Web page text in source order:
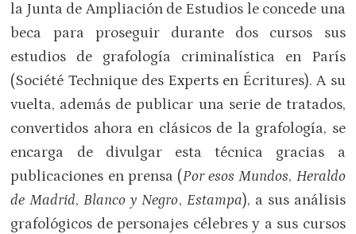
la Junta de Ampliación de Estudios le concede una
beca para proseguir durante dos cursos sus
estudios de grafología criminalística en París
(Société Technique des Experts en Écritures). A su
vuelta, además de publicar una serie de tratados,
convertidos ahora en clásicos de la grafología, se
encarga de divulgar esta técnica gracias a
publicaciones en prensa (Por esos Mundos, Heraldo
de Madrid,Blanco y Negro, Estampa), a sus análisis
grafológicos de personajes célebres y a sus cursos